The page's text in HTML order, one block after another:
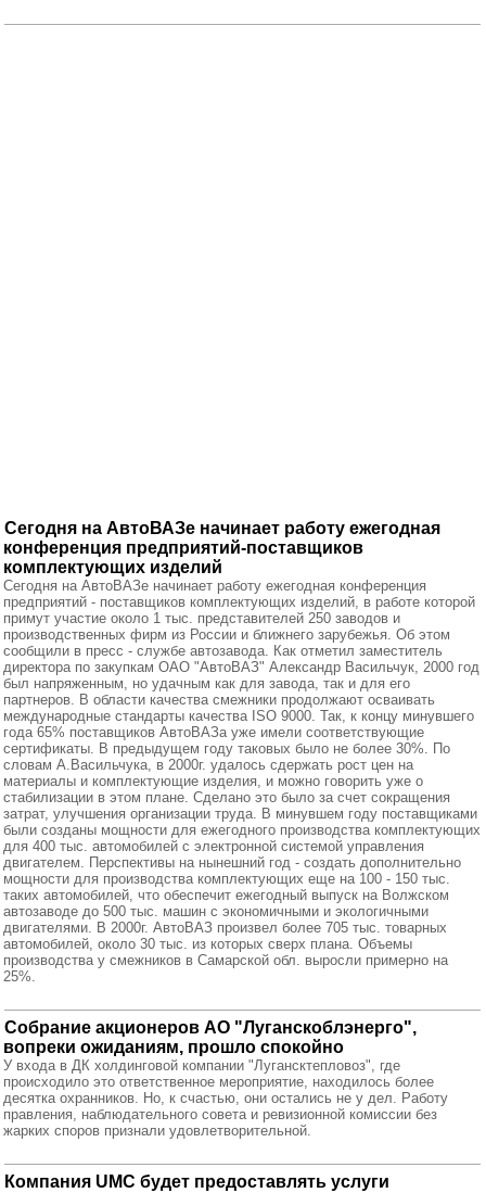
Сегодня на АвтоВАЗе начинает работу ежегодная
конференция предприятий-поставщиков
комплектующих изделий
Сегодня на АвтоВАЗе начинает работу ежегодная конференция
предприятий - поставщиков комплектующих изделий, в работе которой
примут участие около 1 тыс. представителей 250 заводов и
производственных фирм из России и ближнего зарубежья. Об этом
сообщили в пресс - службе автозавода. Как отметил заместитель
директора по закупкам ОАО "АвтоВАЗ" Александр Васильчук, 2000 год
был напряженным, но удачным как для завода, так и для его
партнеров. В области качества смежники продолжают осваивать
международные стандарты качества ISO 9000. Так, к концу минувшего
года 65% поставщиков АвтоВАЗа уже имели соответствующие
сертификаты. В предыдущем году таковых было не более 30%. По
словам А.Васильчука, в 2000г. удалось сдержать рост цен на
материалы и комплектующие изделия, и можно говорить уже о
стабилизации в этом плане. Сделано это было за счет сокращения
затрат, улучшения организации труда. В минувшем году поставщиками
были созданы мощности для ежегодного производства комплектующих
для 400 тыс. автомобилей с электронной системой управления
двигателем. Перспективы на нынешний год - создать дополнительно
мощности для производства комплектующих еще на 100 - 150 тыс.
таких автомобилей, что обеспечит ежегодный выпуск на Волжском
автозаводе до 500 тыс. машин с экономичными и экологичными
двигателями. В 2000г. АвтоВАЗ произвел более 705 тыс. товарных
автомобилей, около 30 тыс. из которых сверх плана. Объемы
производства у смежников в Самарской обл. выросли примерно на
25%.
Собрание акционеров АО "Луганскоблэнерго",
вопреки ожиданиям, прошло спокойно
У входа в ДК холдинговой компании "Лугансктепловоз", где
происходило это ответственное мероприятие, находилось более
десятка охранников. Но, к счастью, они остались не у дел. Работу
правления, наблюдательного совета и ревизионной комиссии без
жарких споров признали удовлетворительной.
Компания UMC будет предоставлять услуги